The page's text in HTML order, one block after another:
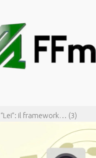
“Lei”: il framework… (3)